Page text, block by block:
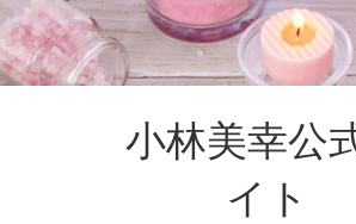
Skip
to
content
小林美幸公
イト